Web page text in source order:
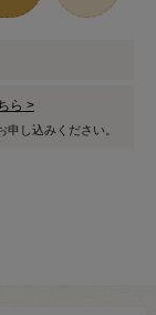
ら >
申し込みください。